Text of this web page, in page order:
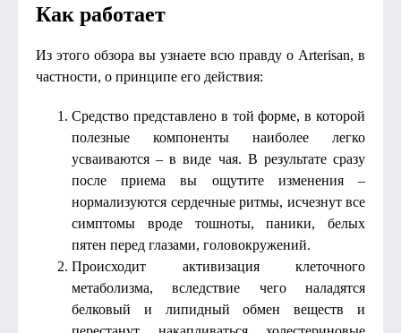
Как работает
Из этого обзора вы узнаете всю правду о Arterisan, в
частности, о принципе его действия:
Средство представлено в той форме, в которой
полезные компоненты наиболее легко
усваиваются – в виде чая. В результате сразу
после приема вы ощутите изменения –
нормализуются сердечные ритмы, исчезнут все
симптомы вроде тошноты, паники, белых
пятен перед глазами, головокружений.
Происходит активизация клеточного
метаболизма, вследствие чего наладятся
белковый и липидный обмен веществ и